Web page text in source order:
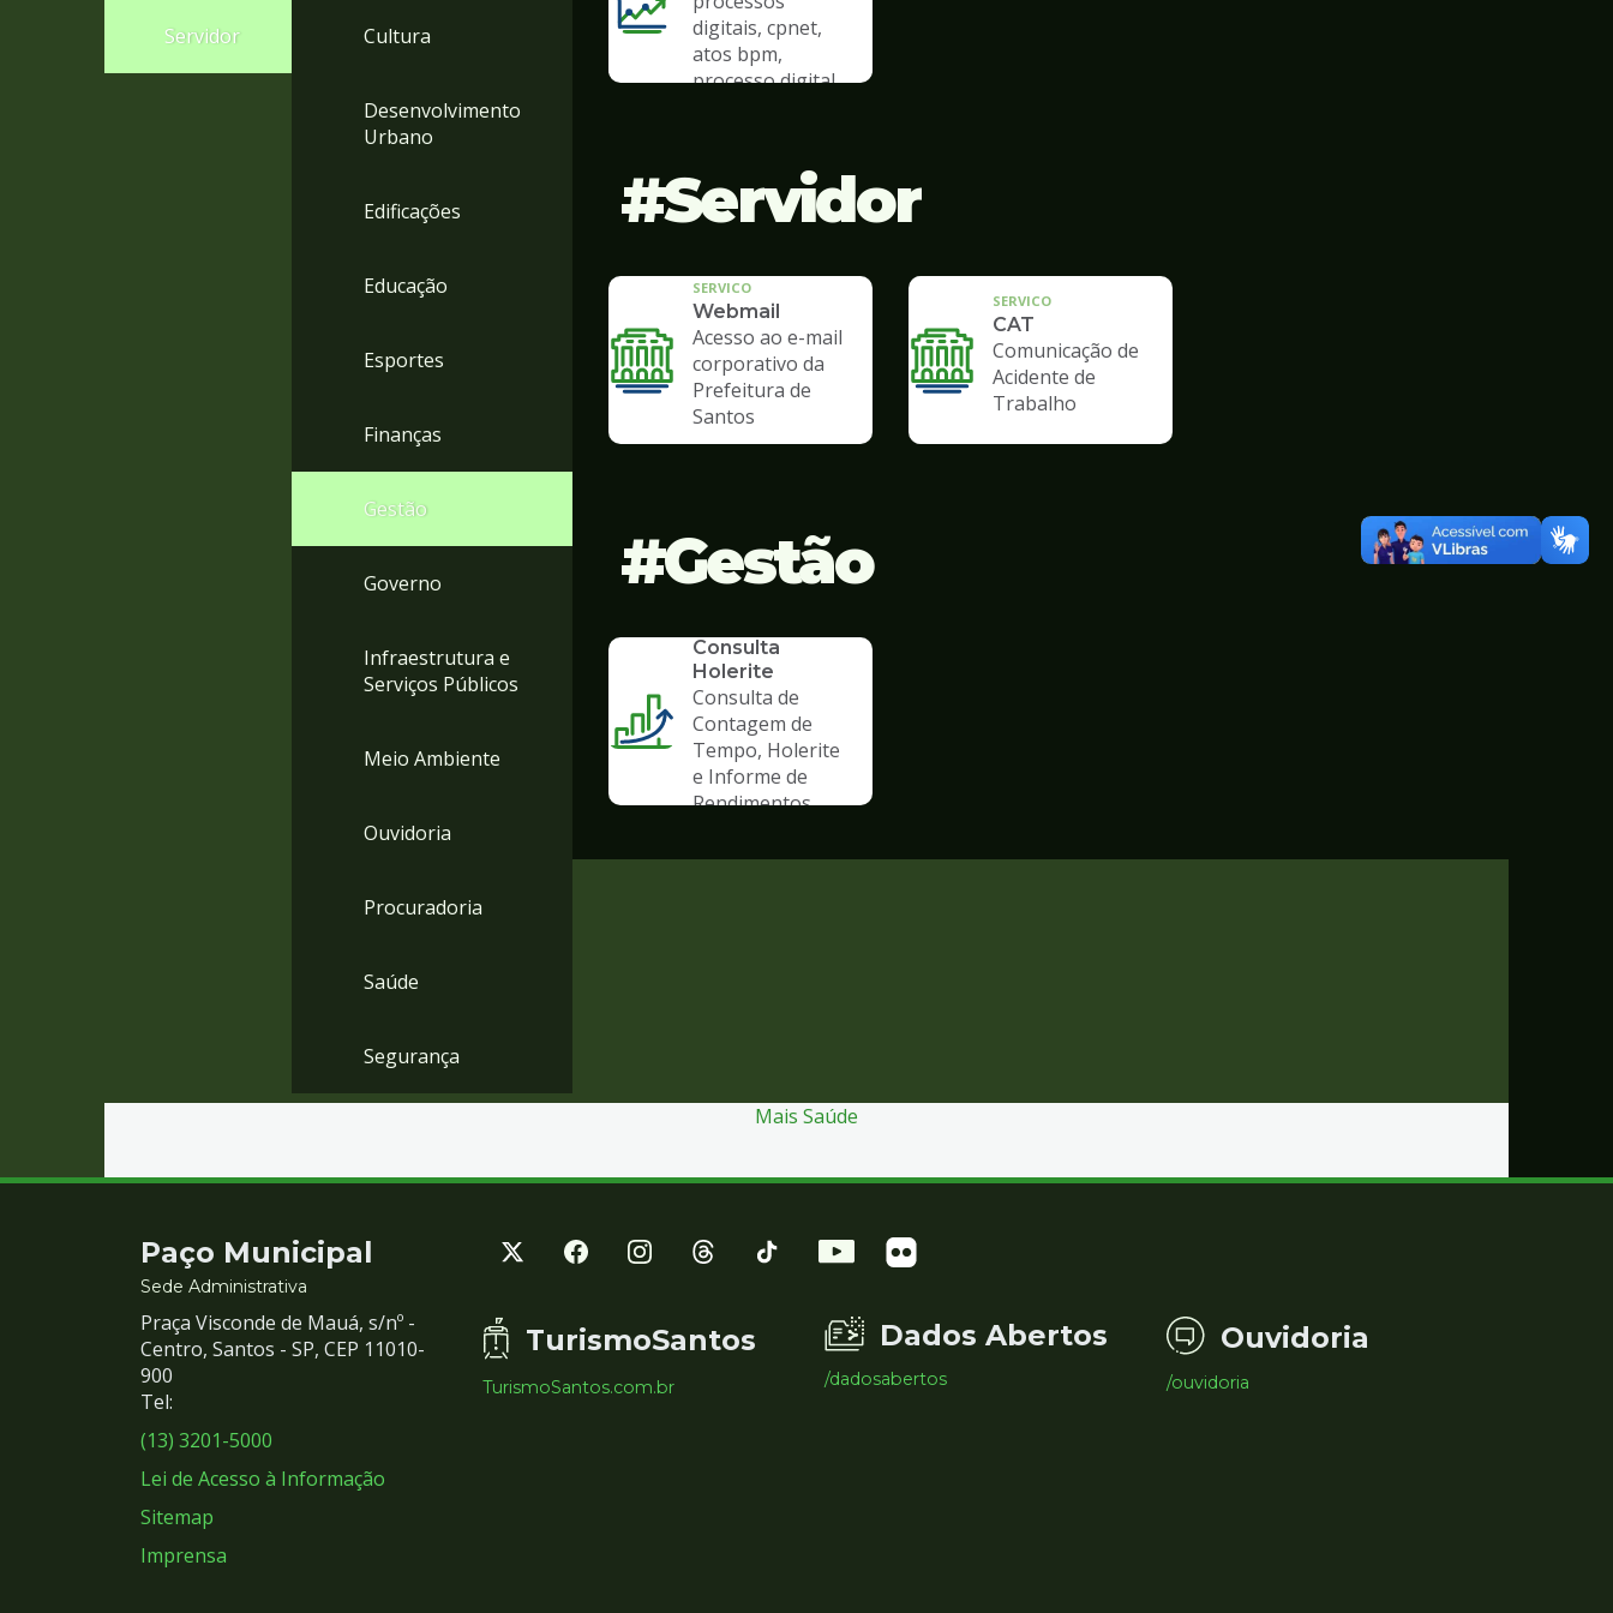
Servidor Cultura
Desenvolvimento
Urbano
Edificações
Educação
Esportes
Finanças
Gestão
Governo
Infraestrutura e
Serviços Públicos
Meio Ambiente
Ouvidoria
Procuradoria
Saúde
Segurança
digitais, cpnet,
atos bpm,
processo digital
Servidor
SERVICO
Webmail
Acesso ao e-mail
corporativo da
Prefeitura de
Santos
SERVICO
CAT
Comunicação de
Acidente de
Trabalho
Gestão
Consulta
Holerite
Consulta de
Contagem de
Tempo, Holerite
e Informe de
Rendimentos
Mais Saúde
Contato
e
Redes
Sociais
Paço Municipal
Sede Administrativa
Praça Visconde de Mauá, s/nº -
Centro, Santos - SP, CEP 11010-
900
Tel:
(13) 3201-5000
Lei de Acesso à Informação
Sitemap
Imprensa
TurismoSantos
TurismoSantos.com.br
Dados Abertos
/dadosabertos
Ouvidoria
/ouvidoria